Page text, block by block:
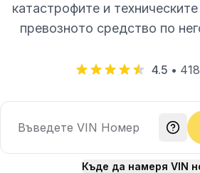
катастрофите и
превозното средство по
4.5 • 418
Къде да намеря VIN